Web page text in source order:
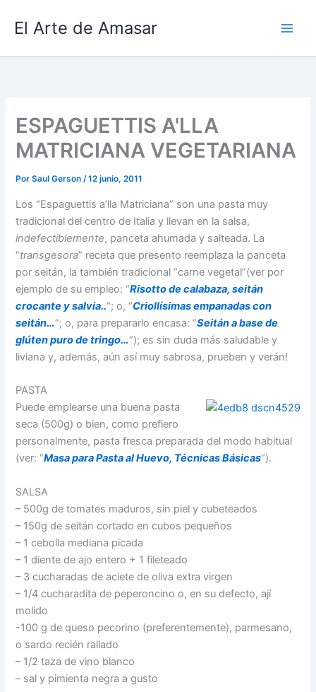
El Arte de Amasar
ESPAGUETTIS A'LLA
MATRICIANA VEGETARIANA
PorSaul Gerson/12 junio, 2011
Los “Espaguettis a’lla Matriciana” son una pasta muy
tradicional del centro de Italia y llevan en la salsa,
indefectiblemente, panceta ahumada y salteada. La
“transgesora” receta que presento reemplaza la panceta
por seitán, la también tradicional “carne vegetal”(ver por
ejemplo de su empleo: “Risotto de calabaza, seitán
crocante y salvia..“; o, “Criollísimas empanadas con
seitán…“; o, para prepararlo encasa: “Seitán a base de
glúten puro de tringo…“); es sin duda más saludable y
liviana y, además, aún así muy sabrosa, prueben y verán!
PASTA
Puede emplearse una buena pasta
seca (500g) o bien, como prefiero
personalmente, pasta fresca preparada del modo habitual
(ver: “Masa para Pasta al Huevo, Técnicas Básicas“).
SALSA
– 500g de tomates maduros, sin piel y cubeteados
– 150g de seitán cortado en cubos pequeños
– 1 cebolla mediana picada
– 1 diente de ajo entero + 1 fileteado
– 3 cucharadas de aciete de oliva extra virgen
– 1/4 cucharadita de peperoncino o, en su defecto, ají
molido
-100 g de queso pecorino (preferentemente), parmesano,
o sardo recién rallado
– 1/2 taza de vino blanco
– sal y pimienta negra a gusto